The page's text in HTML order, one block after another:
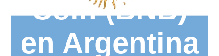
Coin (BNB)
en Argentina